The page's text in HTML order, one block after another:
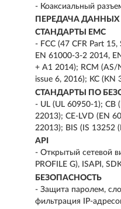
- Коаксиальный
ПЕРЕДАЧА ДАННЫХ
СТАНДАРТЫ EMC
- FCC (47 CFR Part
EN 61000-3-2 2014,
+ A1 2014); RCM (AS/
issue 6, 2016); KC
СТАНДАРТЫ ПО
- UL (UL 60950-1); CB
22013); CE-LVD (EN
22013); BIS (IS 13252
API
- Открытый сетевой
PROFILE G), ISAPI,
БЕЗОПАСНОСТЬ
- Защита паролем,
фильтрация IP-